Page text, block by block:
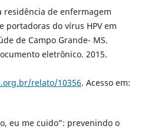
residência de enfermagem
portadoras do vírus HPV em
de Campo Grande- MS.
eletrônico. 2015.
relato/10356. Acesso em:
eu me cuido”: prevenindo o